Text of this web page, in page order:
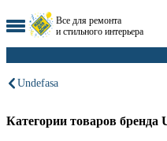
Все для ремонта
и стильного интерьера
Undefasa
Категории товаров бренда